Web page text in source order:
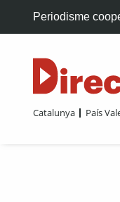
Periodisme
Catalunya País